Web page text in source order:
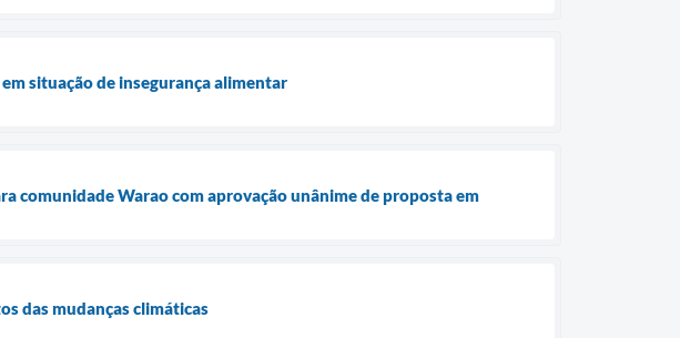
situação de insegurança alimentar
comunidade Warao com aprovação unânime de proposta em
das mudanças climáticas